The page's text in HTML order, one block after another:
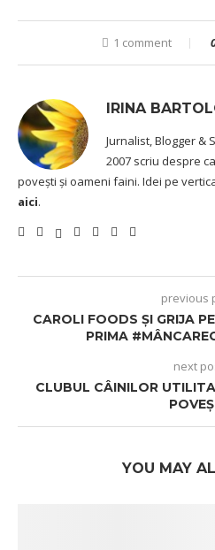
1 comment
IRINA
Jurnalist, Blogger &
2007 scriu despre
povești și oameni faini. Idei pe
aici.
previous
CAROLI FOODS ȘI GRIJA
PRIMA
next
CLUBUL CÂINILOR
YOU MAY